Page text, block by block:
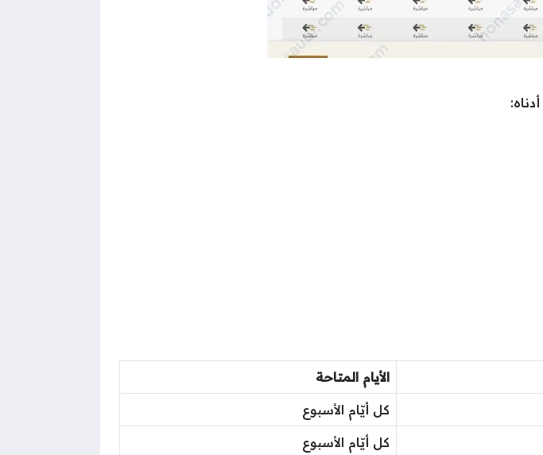
الأيام المتاحة
كل أيّام الأسبوع
كل أيّام الأسبوع